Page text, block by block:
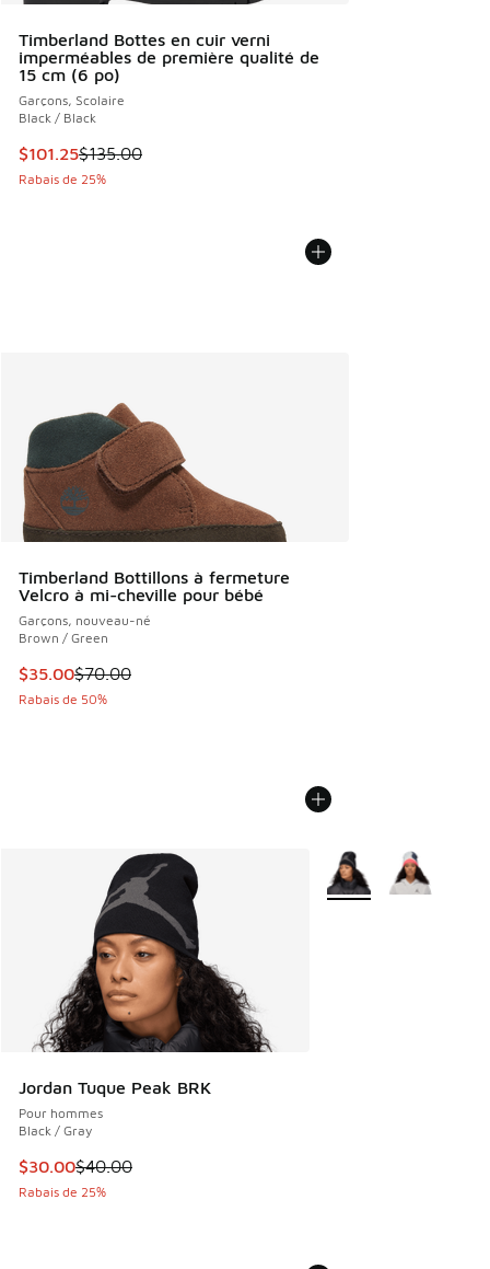
Timberland Bottes en cuir verni
imperméables de première qualité de
15 cm (6 po)
Garçons, Scolaire
Black / Black
Cet article est en solde. Le prix est passé de $135.00 à
$101.25$135.00
Rabais de 25%
Timberland Bottillons à fermeture
Velcro à mi-cheville pour bébé
Garçons, nouveau-né
Brown / Green
Cet article est en solde. Le prix est passé de $70.00 à
$35.00$70.00
Rabais de 50%
Jordan Tuque Peak BRK
Pour hommes
Black / Gray
Cet article est en solde. Le prix est passé de $40.00 à
$30.00$40.00
Rabais de 25%
Plus de couleurs